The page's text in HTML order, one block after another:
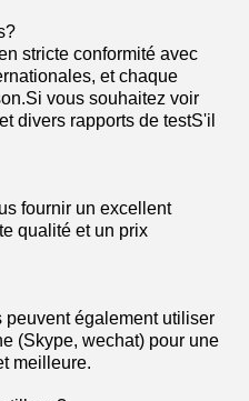
stricte conformité avec
et chaque
vous souhaitez voir
divers rapports de testS'il
fournir un excellent
qualité et un prix
peuvent également utiliser
(Skype, wechat) pour une
meilleure.